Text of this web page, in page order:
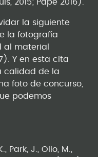
2015; Pape 2016).
la siguiente
la fotografía
al material
Y en esta cita
calidad de la
foto de concurso,
podemos
Park, J., Olio, M.,